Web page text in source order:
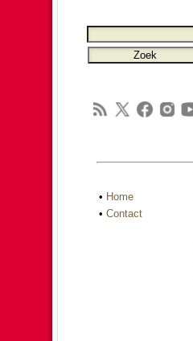
• Home
• Contact